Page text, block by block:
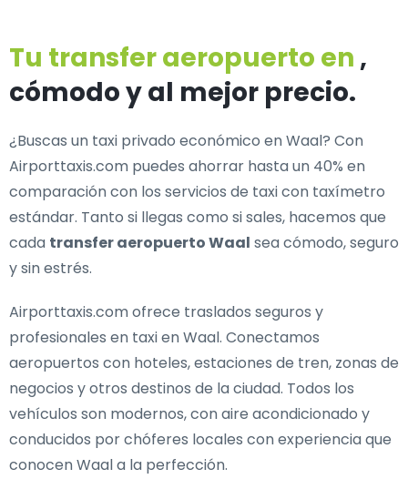
Tu transfer aeropuerto en ,
cómodo y al mejor precio.
¿Buscas un taxi privado económico en Waal? Con
Airporttaxis.com puedes ahorrar hasta un 40% en
comparación con los servicios de taxi con taxímetro
estándar. Tanto si llegas como si sales, hacemos que
cada transfer aeropuerto Waal sea cómodo, seguro
y sin estrés.
Airporttaxis.com ofrece traslados seguros y
profesionales en taxi en Waal. Conectamos
aeropuertos con hoteles, estaciones de tren, zonas de
negocios y otros destinos de la ciudad. Todos los
vehículos son modernos, con aire acondicionado y
conducidos por chóferes locales con experiencia que
conocen Waal a la perfección.